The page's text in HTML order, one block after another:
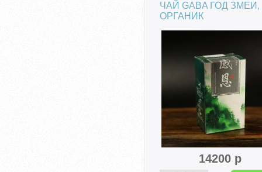
ЧАЙ GABA ГОД ЗМЕИ,
ОРГАНИК
14200 р